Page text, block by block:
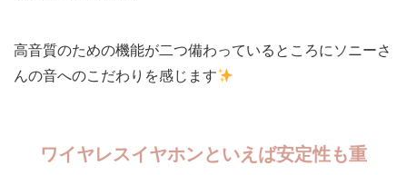
高音質のための機能が二つ備わっているところにソニーさ
んの音へのこだわりを感じます
ワイヤレスイヤホンといえば安定性も重